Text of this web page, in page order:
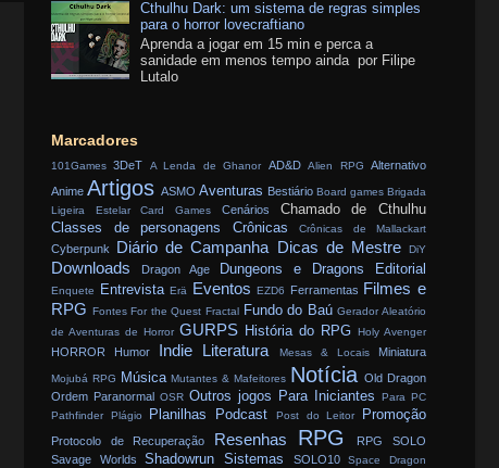
Cthulhu Dark: um sistema de regras simples
para o horror lovecraftiano
Aprenda a jogar em 15 min e perca a
sanidade em menos tempo ainda por Filipe
Lutalo
Marcadores
101Games 3DeT A Lenda de Ghanor AD&D Alien RPG
Alternativo
Anime Artigos ASMO Aventuras Bestiário Board games Brigada
Ligeira Estelar
Card Games Cenários
Chamado de Cthulhu
Classes de personagens
Crônicas Crônicas de Mallackart
Cyberpunk Diário de Campanha Dicas de Mestre DiY
Downloads Dragon Age Dungeons e Dragons Editorial
Enquete Entrevista Erä Eventos EZD6 Ferramentas Filmes e
RPG Fontes For the Quest Fractal Fundo do Baú Gerador Aleatório
de Aventuras de Horror GURPS História do RPG Holy Avenger
HORROR Humor Indie Literatura Mesas & Locais Miniatura
Mojubá RPG Música Mutantes & Mafeitores Notícia Old Dragon
Ordem Paranormal
OSR Outros jogos Para Iniciantes
Para PC
Pathfinder
Plágio Planilhas Podcast Post do Leitor Promoção
Protocolo de Recuperação Resenhas RPG
RPG SOLO
Savage Worlds
Shadowrun Sistemas SOLO10 Space Dragon